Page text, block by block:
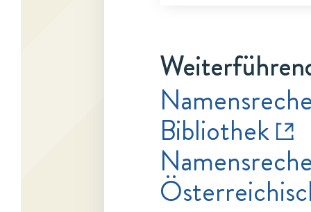
Bibliothek